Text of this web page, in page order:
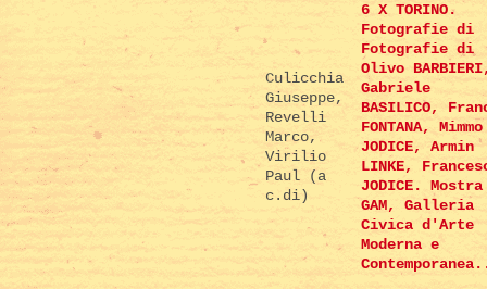
Culicchia
Giuseppe,
Revelli
Marco,
Virilio
Paul (a
c.di)
6 X TORINO.
Fotografie di
Fotografie di
Olivo
Gabriele
BASILICO,
FONTANA, Mimmo
JODICE, Armin
LINKE,
JODICE. Mostra
GAM, Galleria
Civica d'Arte
Moderna e